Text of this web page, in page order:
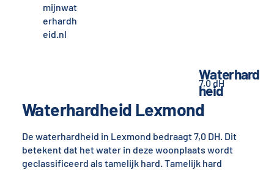
mijnwat
erhardh
eid.nl
Waterhardheid Lexmond
De waterhardheid in Lexmond bedraagt 7,0 DH. Dit
betekent dat het water in deze woonplaats wordt
geclassificeerd als tamelijk hard. Tamelijk hard
Waterhard
heid
7,0 dH